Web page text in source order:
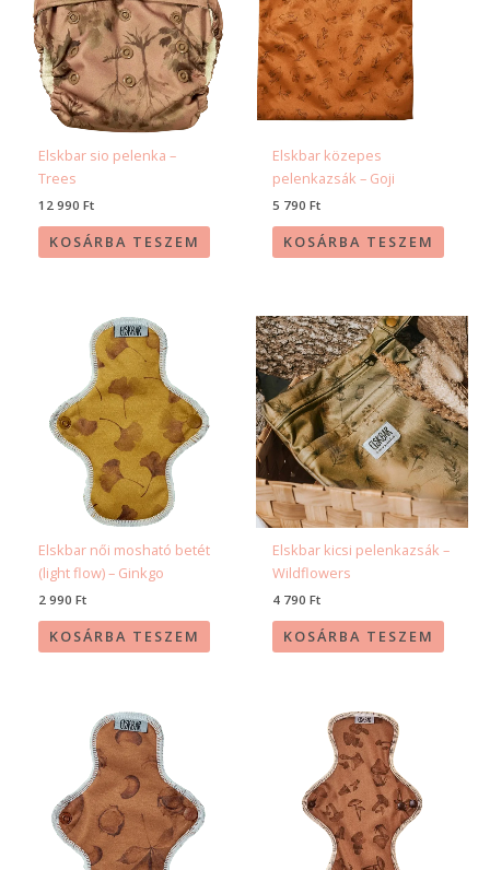
Elskbar sio pelenka –
Trees
12 990Ft
KOSÁRBA TESZEM
Elskbar közepes
pelenkazsák – Goji
5 790Ft
KOSÁRBA TESZEM
Elskbar női mosható betét
(light flow) – Ginkgo
2 990Ft
KOSÁRBA TESZEM
Elskbar kicsi pelenkazsák –
Wildflowers
4 790Ft
KOSÁRBA TESZEM